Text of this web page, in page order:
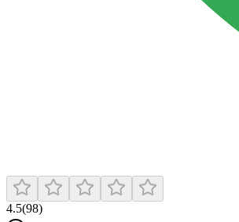
4.5(98)